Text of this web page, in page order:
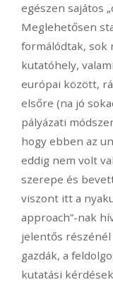
egészen sajátos
Meglehetősen
formálódtak, sok
kutatóhely,
európai között,
elsőre (na jó
pályázati
hogy ebben az
eddig nem volt
szerepe és
viszont itt a
approach”-nak
jelentős részénél
gazdák, a
kutatási